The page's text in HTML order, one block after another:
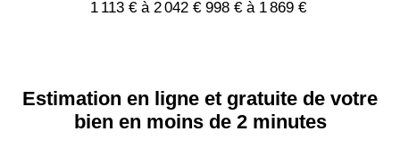
1 113 € à 2 042 € 998 € à 1 869 €
Estimation en ligne et gratuite de votre
bien en moins de 2 minutes